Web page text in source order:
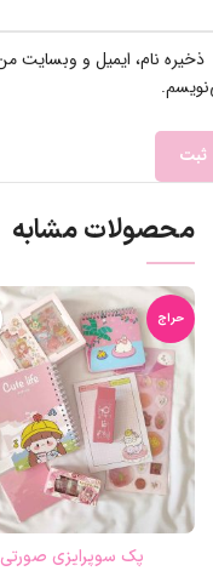
ذخیره نام، ایمیل و وبسایت
محصولات مشابه
حراج
پک سوپرایزی صورتی